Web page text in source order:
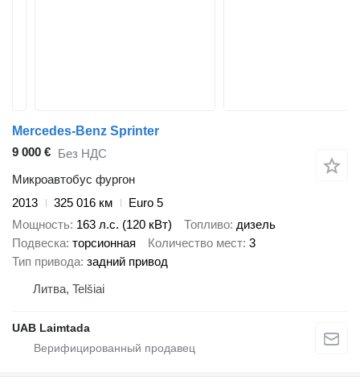
Mercedes-Benz Sprinter
9 000 € Без НДС
Микроавтобус фургон
2013
325 016 км
Euro 5
Мощность 163 л.с. (120 кВт) Топливо дизель
Подвеска торсионная Количество мест 3
Тип привода задний привод
Литва, Telšiai
UAB Laimtada